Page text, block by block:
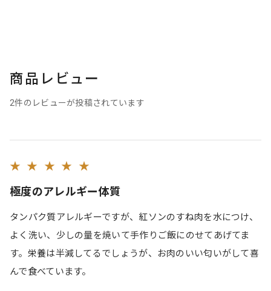
商品レビュー
2件のレビューが投稿されています
★ ★ ★ ★ ★
極度のアレルギー体質
タンパク質アレルギーですが、紅ソンのすね肉を水につけ、
よく洗い、少しの量を焼いて手作りご飯にのせてあげてま
す。栄養は半減してるでしょうが、お肉のいい匂いがして喜
んで食べています。